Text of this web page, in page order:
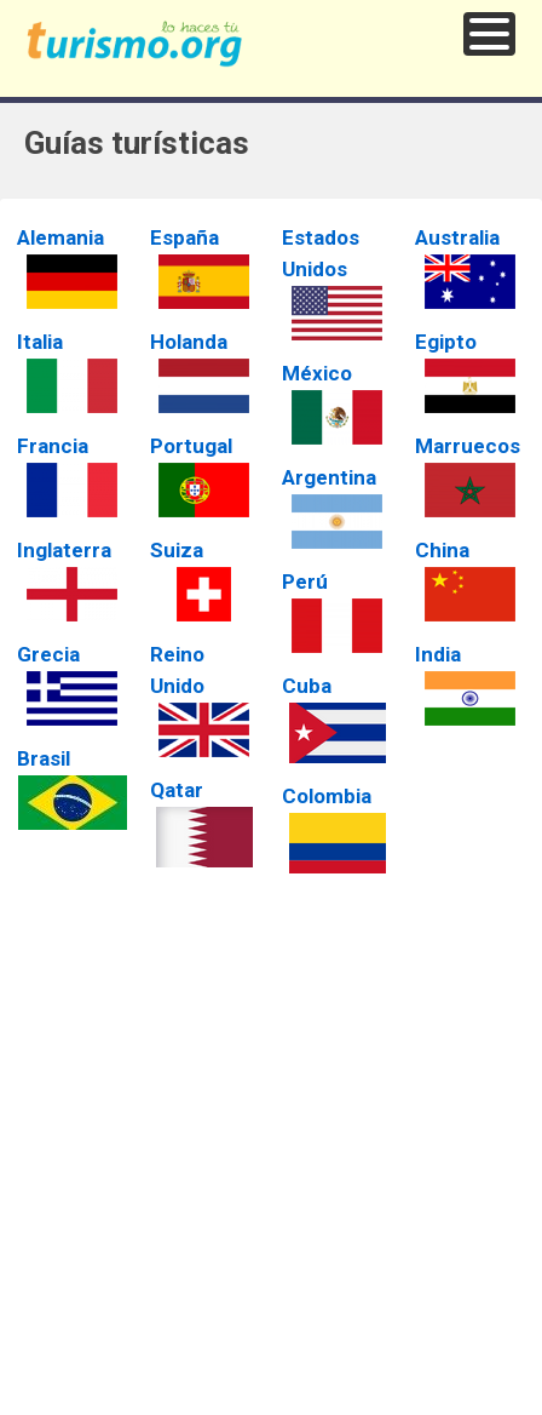
Guías turísticas
Alemania
Italia
Francia
Inglaterra
Grecia
Brasil
España
Holanda
Portugal
Suiza
Reino
Unido
Qatar
Estados
Unidos
México
Argentina
Perú
Cuba
Colombia
Australia
Egipto
Marruecos
China
India